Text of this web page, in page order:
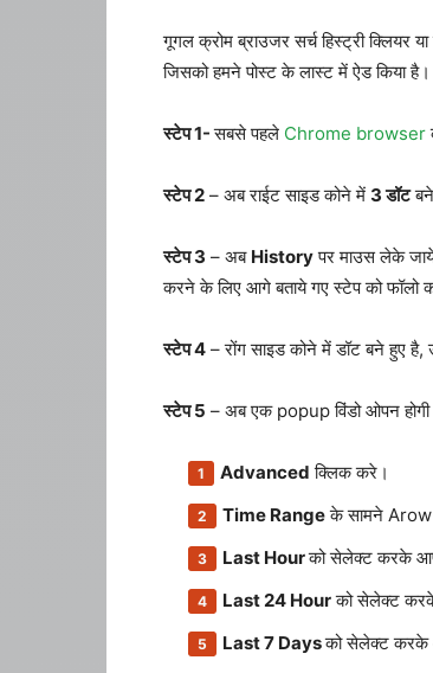
गूगल क्रोम ब्राउजर सर्च हिस्ट्री क्लियर
जिसको हमने पोस्ट के लास्ट में ऐड किया है।
स्टेप 1-सबसे पहले Chrome browser
स्टेप 2 – अब राईट साइड कोने में 3 डॉट
स्टेप 3 – अब Historyपर माउस लेके
करने के लिए आगे बताये गए स्टेप को फॉलो
स्टेप 4 – रोंग साइड कोने में डॉट बने हुए
स्टेप 5 – अब एक popup विंडो ओपन
Advanced क्लिक करे।
Time Rangeके सामने Arow
Last Hourको सेलेक्ट करके आप
Last 24 Hourको सेलेक्ट
Last 7 Daysको सेलेक्ट करके